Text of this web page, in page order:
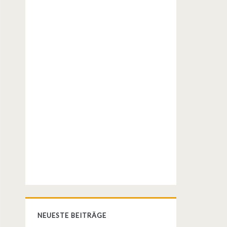
NEUESTE BEITRÄGE